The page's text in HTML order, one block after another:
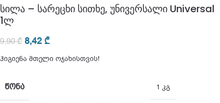
სილა – სარეცხი სითხე, უნივერსალი Universal
1ლ
9,90₾ 8,42 ₾
ჰიგიენა მთელი ოჯახისთვის!
ᲬᲝᲜᲐ 1 კგ